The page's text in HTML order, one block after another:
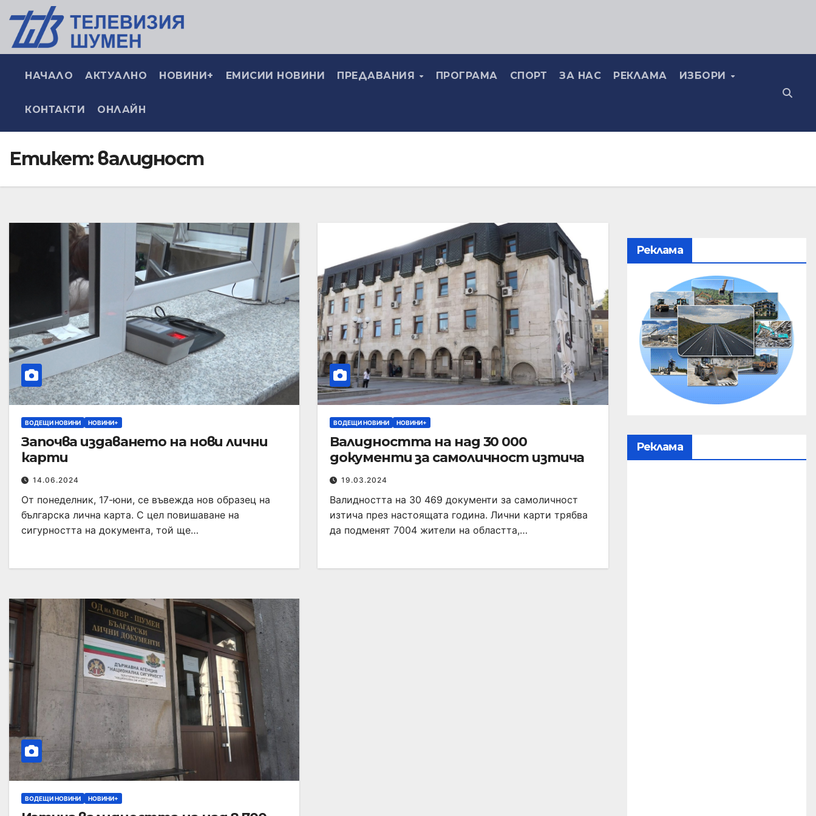
НАЧАЛО АКТУАЛНО НОВИНИ+ ЕМИСИИ НОВИНИ ПРЕДАВАНИЯ ПРОГРАМА СПОРТ ЗА НАС РЕКЛАМА ИЗБОРИ
КОНТАКТИ ОНЛАЙН
Етикет: валидност
ВОДЕЩИ НОВИНИ НОВИНИ+
Започва издаването на нови лични
карти
14.06.2024
От понеделник, 17-юни, се въвежда нов образец на
българска лична карта. С цел повишаване на
сигурността на документа, той ще…
ВОДЕЩИ НОВИНИ НОВИНИ+
Валидността на над 30 000
документи за самоличност изтича
19.03.2024
Валидността на 30 469 документи за самоличност
изтича през настоящата година. Лични карти трябва
да подменят 7004 жители на областта,…
ВОДЕЩИ НОВИНИ НОВИНИ+
Реклама
Реклама